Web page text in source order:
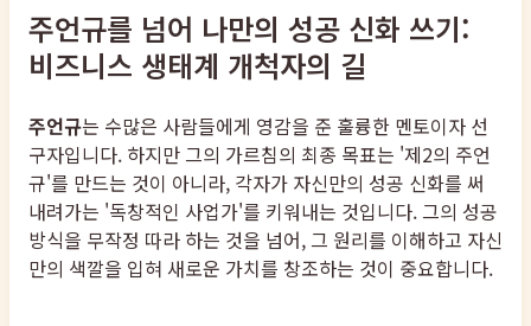
주언규를 넘어 나만의 성공 신화 쓰기:
비즈니스 생태계 개척자의 길
주언규는 수많은 사람들에게 영감을 준 훌륭한 멘토이자 선
구자입니다. 하지만 그의 가르침의 최종 목표는 '제2의 주언
규'를 만드는 것이 아니라, 각자가 자신만의 성공 신화를 써
내려가는 '독창적인 사업가'를 키워내는 것입니다. 그의 성공
방식을 무작정 따라 하는 것을 넘어, 그 원리를 이해하고 자신
만의 색깔을 입혀 새로운 가치를 창조하는 것이 중요합니다.